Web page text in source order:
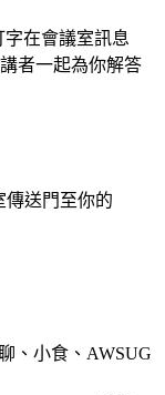
在會議室訊息
者一起為你解答
傳送門至你的
、小食、AWSUG